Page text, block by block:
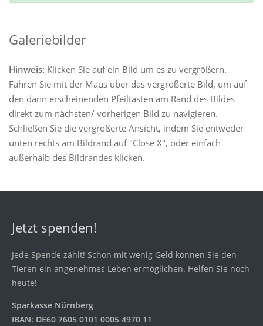
Galeriebilder
Hinweis: Klicken Sie auf ein Bild um es zu vergrößern.
Fahren Sie mit der Maus über das vergrößerte Bild, um auf
den dann erscheinenden Pfeiltasten am Rand des Bildes
direkt zum nächsten/ vorherigen Bild zu navigieren.
Schließen Sie die vergrößerte Ansicht, indem Sie entweder
unten rechts am Bildrand auf "Close X", oder einfach
außerhalb des Bildrandes klicken.
Jetzt spenden!
Jede Spende zählt! Schon mit wenig Geld können Sie den
Tieren ein angenehmes Leben ermöglichen. Helfen Sie noch
heute!
Sparkasse Nürnberg
IBAN: DE60 7605 0101 0005 4970 11